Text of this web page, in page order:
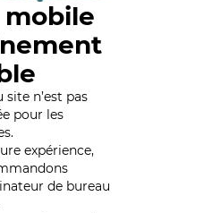
mobile
n’est pas
pour les
expérience,
de bureau